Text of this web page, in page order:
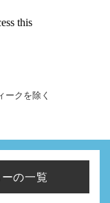
クを除く
の一覧